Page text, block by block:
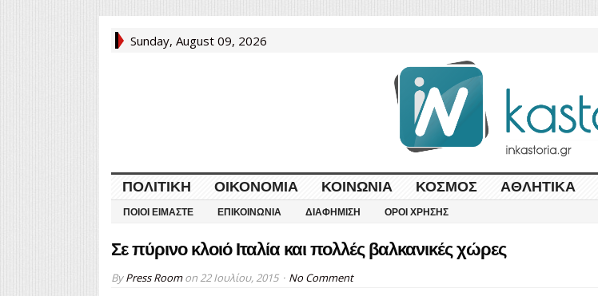
Sunday, August 09, 2026
ΠΟΛΙΤΙΚΉ ΟΙΚΟΝΟΜΊΑ ΚΟΙΝΩΝΊΑ ΚΌΣΜΟΣ ΑΘΛΗΤΙΚΆ
ΠΟΙΟΙ ΕΊΜΑΣΤΕ ΕΠΙΚΟΙΝΩΝΊΑ ΔΙΑΦΉΜΙΣΗ ΌΡΟΙ ΧΡΉΣΗΣ
Σε πύρινο κλοιό Ιταλία και πολλές βαλκανικές χώρες
ByPress Roomon 22 Ιουλίου, 2015 No Comment